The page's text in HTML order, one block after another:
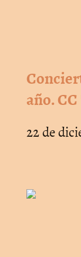
año.
22 de